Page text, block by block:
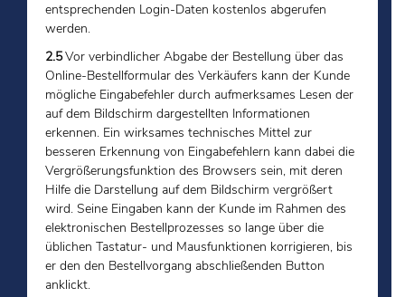
entsprechenden Login-Daten kostenlos abgerufen
werden.
2.5Vor verbindlicher Abgabe der Bestellung über das
Online-Bestellformular des Verkäufers kann der Kunde
mögliche Eingabefehler durch aufmerksames Lesen der
auf dem Bildschirm dargestellten Informationen
erkennen. Ein wirksames technisches Mittel zur
besseren Erkennung von Eingabefehlern kann dabei die
Vergrößerungsfunktion des Browsers sein, mit deren
Hilfe die Darstellung auf dem Bildschirm vergrößert
wird. Seine Eingaben kann der Kunde im Rahmen des
elektronischen Bestellprozesses so lange über die
üblichen Tastatur- und Mausfunktionen korrigieren, bis
er den den Bestellvorgang abschließenden Button
anklickt.